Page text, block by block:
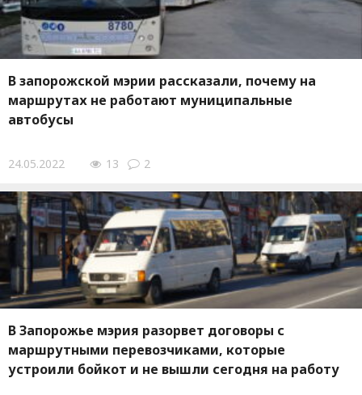
В запорожской мэрии рассказали, почему на
маршрутах не работают муниципальные
автобусы
24.05.2022 13 2
В Запорожье мэрия разорвет договоры с
маршрутными перевозчиками, которые
устроили бойкот и не вышли сегодня на работу